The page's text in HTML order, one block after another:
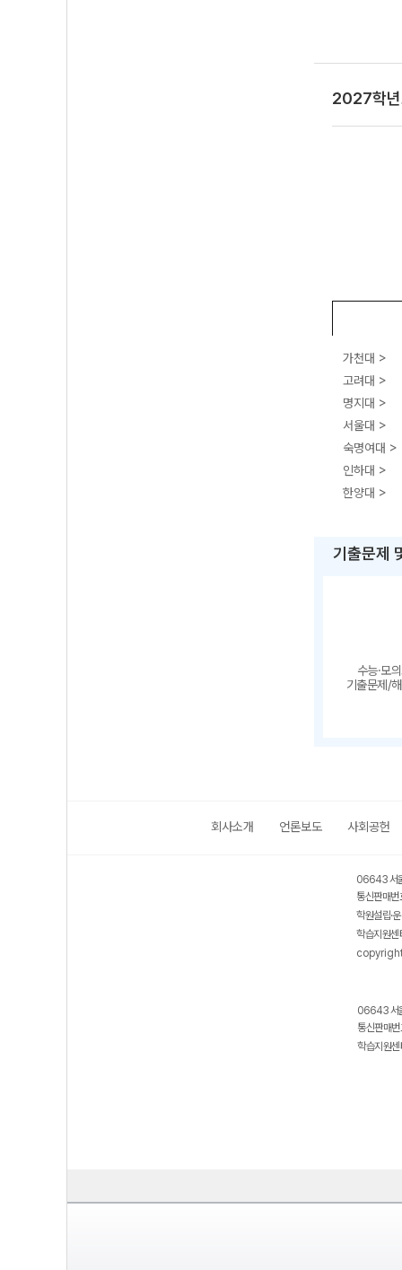
2027학년
가천대 >
고려대 >
명지대 >
서울대 >
숙명여대 >
인하대 >
한양대 >
기출문제
수능·모
기출문제/
회사소개 언론보도 사회공헌
06643 서
통신판매
학원설립·
학습지원
06643 서
통신판매
학습지원